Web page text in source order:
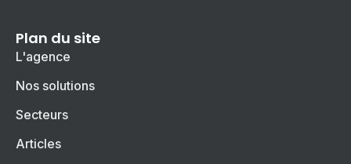
Plan du site
L'agence
Nos solutions
Secteurs
Articles